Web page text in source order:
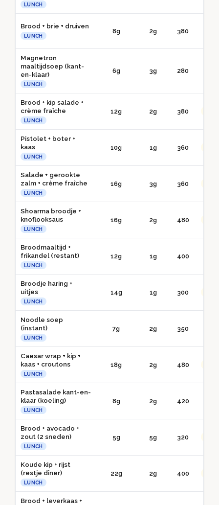
LUNCH
Brood + brie + druiven
LUNCH
8g 2g 380
Magnetron
maaltijdsoep (kant-
en-klaar)
LUNCH
6g 3g 280
Brood + kip salade +
crème fraîche
LUNCH
12g 2g 380
Pistolet + boter +
kaas
LUNCH
10g 1g 360
Salade + gerookte
zalm + crème fraîche
LUNCH
16g 3g 360
Shoarma broodje +
knoflooksaus
LUNCH
16g 2g 480
Broodmaaltijd +
frikandel (restant)
LUNCH
12g 1g 400
Broodje haring +
uitjes
LUNCH
14g 1g 300
Noodle soep
(instant)
LUNCH
7g 2g 350
Caesar wrap + kip +
kaas + croutons
LUNCH
18g 2g 480
Pastasalade kant-en-
klaar (koeling)
LUNCH
8g 2g 420
Brood + avocado +
zout (2 sneden)
LUNCH
5g 5g 320
Koude kip + rijst
(restje diner)
LUNCH
22g 2g 400
Brood + leverkaas +